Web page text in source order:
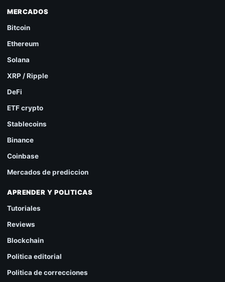
MERCADOS
Bitcoin
Ethereum
Solana
XRP / Ripple
DeFi
ETF crypto
Stablecoins
Binance
Coinbase
Mercados de prediccion
APRENDER Y POLITICAS
Tutoriales
Reviews
Blockchain
Politica editorial
Politica de correcciones